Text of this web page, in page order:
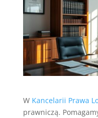
W Kancelarii Prawa
prawniczą.